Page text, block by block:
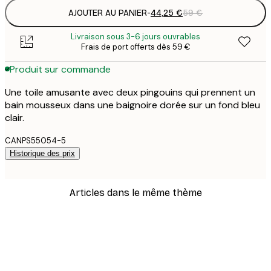
AJOUTER AU PANIER-44,25 €59 €
Livraison sous 3-6 jours ouvrables
Frais de port offerts dès 59 €
Produit sur commande
Une toile amusante avec deux pingouins qui prennent un
bain mousseux dans une baignoire dorée sur un fond bleu
clair.
CANPS55054-5
Historique des prix
Articles dans le même thème